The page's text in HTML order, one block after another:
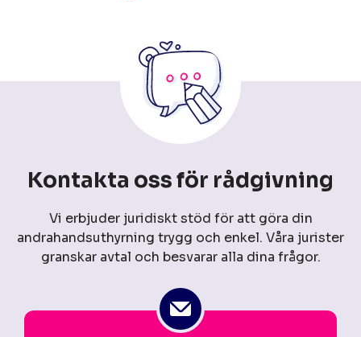
Kontakta oss för rådgivning
Vi erbjuder juridiskt stöd för att göra din
andrahandsuthyrning trygg och enkel. Våra jurister
granskar avtal och besvarar alla dina frågor.